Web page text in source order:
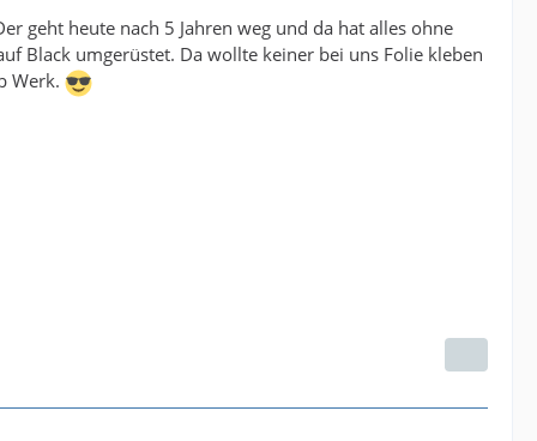
geht heute nach 5 Jahren weg und da hat alles ohne
Black umgerüstet. Da wollte keiner bei uns Folie kleben
Werk.